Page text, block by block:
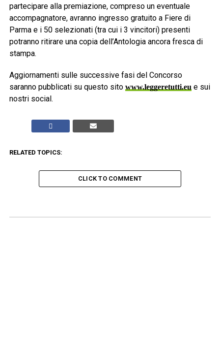
partecipare alla premiazione, compreso un eventuale
accompagnatore, avranno ingresso gratuito a Fiere di
Parma e i 50 selezionati (tra cui i 3 vincitori) presenti
potranno ritirare una copia dell’Antologia ancora fresca di
stampa.
Aggiornamenti sulle successive fasi del Concorso
saranno pubblicati su questo sito www.leggeretutti.eue sui
nostri social.
RELATED TOPICS:
CLICK TO COMMENT